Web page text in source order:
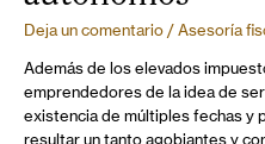
Deja un comentario / Asesoría
Además de los elevados
emprendedores de la idea de
existencia de múltiples fechas y
resultar un tanto agobiantes y